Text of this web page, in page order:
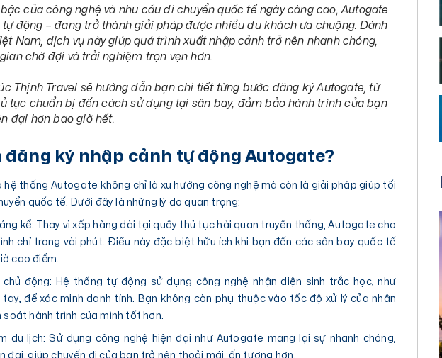
của công nghệ và nhu cầu di chuyển quốc tế ngày càng cao, Autogate
động – đang trở thành giải pháp được nhiều du khách ưa chuộng. Dành
Nam, dịch vụ này giúp quá trình xuất nhập cảnh trở nên nhanh chóng,
chờ đợi và trải nghiệm trọn vẹn hơn.
Thịnh Travel sẽ hướng dẫn bạn chi tiết từng bước đăng ký Autogate, từ
tục chuẩn bị đến cách sử dụng tại sân bay, đảm bảo hành trình của bạn
đại hơn bao giờ hết.
đăng ký nhập cảnh tự động Autogate?
thống Autogate không chỉ là xu hướng công nghệ mà còn là giải pháp giúp tối
quốc tế. Dưới đây là những lý do quan trọng:
kể: Thay vì xếp hàng dài tại quầy thủ tục hải quan truyền thống, Autogate cho
chỉ trong vài phút. Điều này đặc biệt hữu ích khi bạn đến các sân bay quốc tế
cao điểm.
động: Hệ thống tự động sử dụng công nghệ nhận diện sinh trắc học, như
để xác minh danh tính. Bạn không còn phụ thuộc vào tốc độ xử lý của nhân
soát hành trình của mình tốt hơn.
du lịch: Sử dụng công nghệ hiện đại như Autogate mang lại sự nhanh chóng,